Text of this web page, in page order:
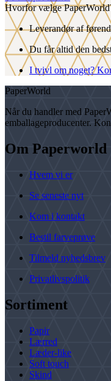
Hvorfor vælge
Leverandør af
Du får altid den
I tvivl om noget?
PaperWorld
Når du handler med
emballageproducenter.
Om Paperworld
Hvem vi er
Se seneste nyt
Kom i kontakt
Bestil farveprøve
Tilmeld nyhedsbrev
Privatlivspolitik
Sortiment
Papir
Lærred
Læder-like
Soft touch
Skind